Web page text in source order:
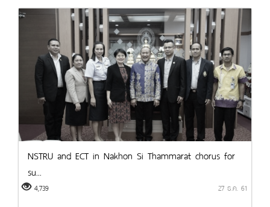
NSTRU and ECT in Nakhon Si Thammarat chorus for
su...
4,739 27 ธ.ค. 61